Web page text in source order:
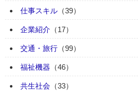
仕事スキル （39）
企業紹介 （17）
交通・旅行 （99）
福祉機器 （46）
共生社会 （33）